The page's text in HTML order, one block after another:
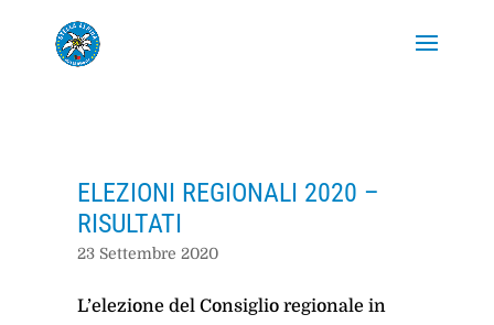
ELEZIONI REGIONALI 2020 –
RISULTATI
23 Settembre 2020
L’elezione del Consiglio regionale in